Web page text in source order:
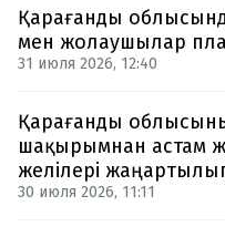
Қарағанды
мен жолаушылар
31 июля 2026, 12:40
Қарағанды
шақырымнан астам
желілері
30 июля 2026, 11:11